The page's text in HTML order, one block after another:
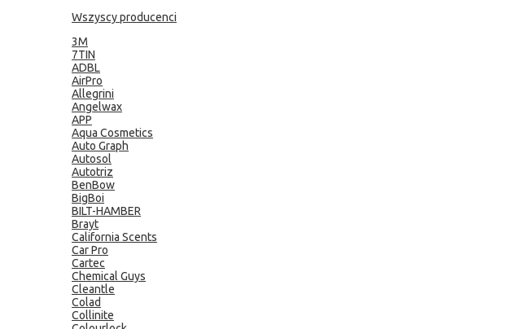
Wszyscy producenci
3M
7TIN
ADBL
AirPro
Allegrini
Angelwax
APP
Aqua Cosmetics
Auto Graph
Autosol
Autotriz
BenBow
BigBoi
BILT-HAMBER
Brayt
California Scents
Car Pro
Cartec
Chemical Guys
Cleantle
Colad
Collinite